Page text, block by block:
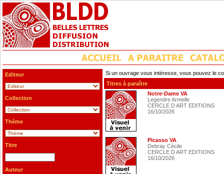
Editeur
Collection
Thème
Titre
Auteur
Si un ouvrage vous intéresse, vous pouvez le
Titres à paraître
Notre-Dame VA
Legendre Armelle
CERCLE D ART EDITIONS
16/10/2026
Picasso VA
Debray Cécile
CERCLE D ART EDITIONS
16/10/2026